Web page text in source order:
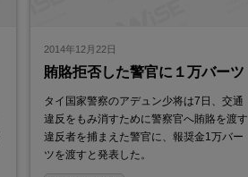
2014年12月22日
賄賂拒否した警官に１万バーツ
タイ国家警察のアデュン少将は7日、交通
違反をもみ消すために警察官へ賄賂を渡す
違反者を捕まえた警官に、報奨金1万バー
ツを渡すと発表した。